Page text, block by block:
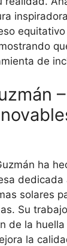
equitativo
de
–
ha
dedicada
solares
Su
de la
la